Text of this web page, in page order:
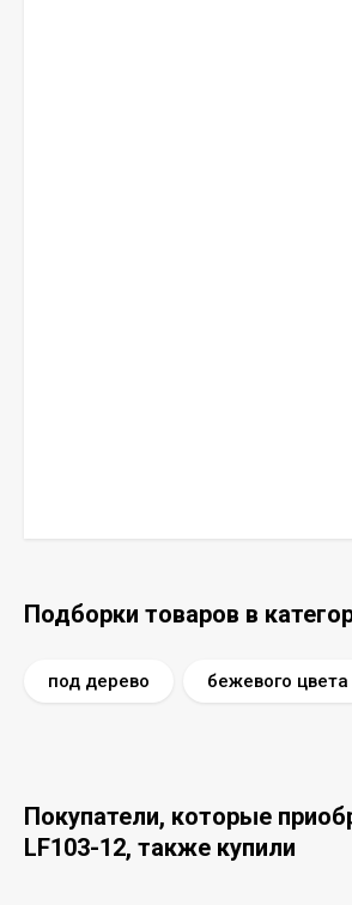
Подборки товаров в
под дерево бежевого цвета
Покупатели, которые
LF103-12, также купили